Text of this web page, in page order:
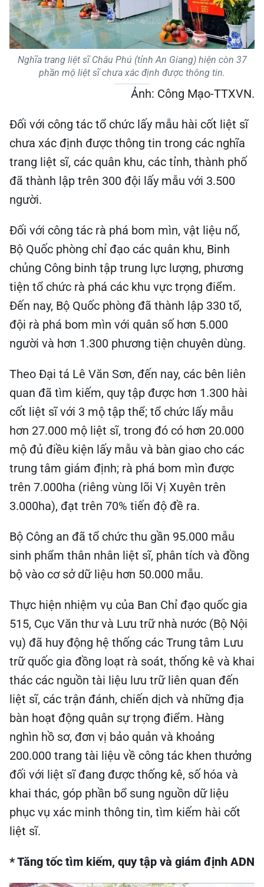
Nghĩa trang liệt sĩ Châu Phú (tỉnh An Giang) hiện còn 37
phần mộ liệt sĩ chưa xác định được thông tin.
Ảnh: Công Mạo-TTXVN.
Đối với công tác tổ chức lấy mẫu hài cốt liệt sĩ
chưa xác định được thông tin trong các nghĩa
trang liệt sĩ, các quân khu, các tỉnh, thành phố
đã thành lập trên 300 đội lấy mẫu với 3.500
người.
Đối với công tác rà phá bom mìn, vật liệu nổ,
Bộ Quốc phòng chỉ đạo các quân khu, Binh
chủng Công binh tập trung lực lượng, phương
tiện tổ chức rà phá các khu vực trọng điểm.
Đến nay, Bộ Quốc phòng đã thành lập 330 tổ,
đội rà phá bom mìn với quân số hơn 5.000
người và hơn 1.300 phương tiện chuyên dùng.
Theo Đại tá Lê Văn Sơn, đến nay, các bên liên
quan đã tìm kiếm, quy tập được hơn 1.300 hài
cốt liệt sĩ với 3 mộ tập thể; tổ chức lấy mẫu
hơn 27.000 mộ liệt sĩ, trong đó có hơn 20.000
mộ đủ điều kiện lấy mẫu và bàn giao cho các
trung tâm giám định; rà phá bom mìn được
trên 7.000ha (riêng vùng lõi Vị Xuyên trên
3.000ha), đạt trên 70% tiến độ đề ra.
Bộ Công an đã tổ chức thu gần 95.000 mẫu
sinh phẩm thân nhân liệt sĩ, phân tích và đồng
bộ vào cơ sở dữ liệu hơn 50.000 mẫu.
Thực hiện nhiệm vụ của Ban Chỉ đạo quốc gia
515, Cục Văn thư và Lưu trữ nhà nước (Bộ Nội
vụ) đã huy động hệ thống các Trung tâm Lưu
trữ quốc gia đồng loạt rà soát, thống kê và khai
thác các nguồn tài liệu lưu trữ liên quan đến
liệt sĩ, các trận đánh, chiến dịch và những địa
bàn hoạt động quân sự trọng điểm. Hàng
nghìn hồ sơ, đơn vị bảo quản và khoảng
200.000 trang tài liệu về công tác khen thưởng
đối với liệt sĩ đang được thống kê, số hóa và
khai thác, góp phần bổ sung nguồn dữ liệu
phục vụ xác minh thông tin, tìm kiếm hài cốt
liệt sĩ.
* Tăng tốc tìm kiếm, quy tập và giám định ADN